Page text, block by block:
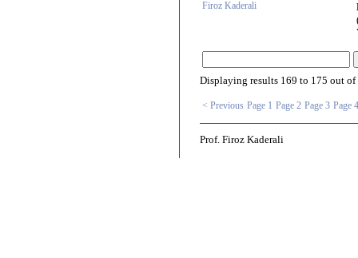
Firoz Kaderali
Displaying results 169 to 175 out of
< Previous Page 1 Page 2 Page 3 Page 4
Prof. Firoz Kaderali